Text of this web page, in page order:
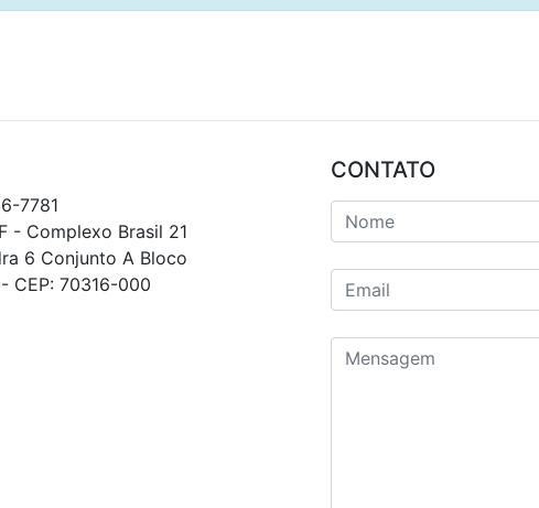
7781
- Complexo Brasil 21
6 Conjunto A Bloco
CEP: 70316-000
CONTATO